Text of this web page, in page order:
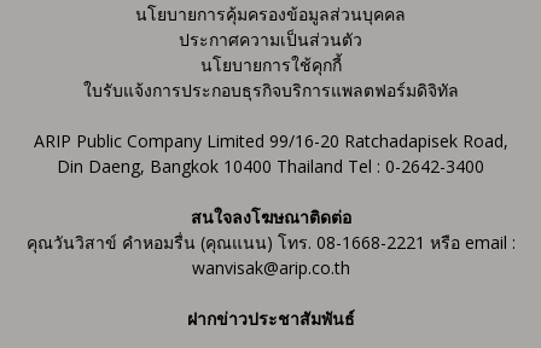
นโยบายการคุ้มครองข้อมูลส่วนบุคคล
ประกาศความเป็นส่วนตัว
นโยบายการใช้คุกกี้
ใบรับแจ้งการประกอบธุรกิจบริการแพลตฟอร์มดิจิทัล
ARIP Public Company Limited 99/16-20 Ratchadapisek Road,
Din Daeng, Bangkok 10400 Thailand Tel : 0-2642-3400
สนใจลงโฆษณาติดต่อ
คุณวันวิสาข์ คำหอมรื่น (คุณแนน) โทร. 08-1668-2221 หรือ email :
wanvisak@arip.co.th
ฝากข่าวประชาสัมพันธ์